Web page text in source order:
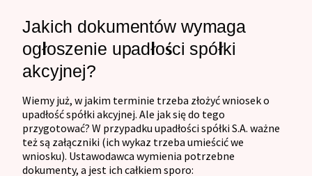
Jakich dokumentów wymaga
ogłoszenie upadłości spółki
akcyjnej?
Wiemy już, w jakim terminie trzeba złożyć wniosek o
upadłość spółki akcyjnej. Ale jak się do tego
przygotować? W przypadku upadłości spółki S.A. ważne
też są załączniki (ich wykaz trzeba umieścić we
wniosku). Ustawodawca wymienia potrzebne
dokumenty, a jest ich całkiem sporo: